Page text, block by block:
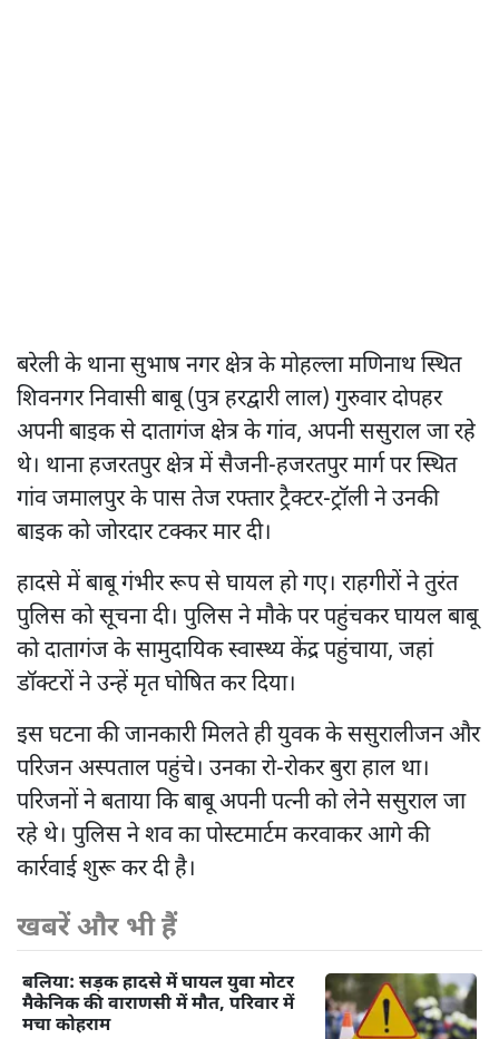
बरेली के थाना सुभाष नगर क्षेत्र के मोहल्ला मणिनाथ स्थित
शिवनगर निवासी बाबू (पुत्र हरद्वारी लाल) गुरुवार दोपहर
अपनी बाइक से दातागंज क्षेत्र के गांव, अपनी ससुराल जा रहे
थे। थाना हजरतपुर क्षेत्र में सैजनी-हजरतपुर मार्ग पर स्थित
गांव जमालपुर के पास तेज रफ्तार ट्रैक्टर-ट्रॉली ने उनकी
बाइक को जोरदार टक्कर मार दी।
हादसे में बाबू गंभीर रूप से घायल हो गए। राहगीरों ने तुरंत
पुलिस को सूचना दी। पुलिस ने मौके पर पहुंचकर घायल बाबू
को दातागंज के सामुदायिक स्वास्थ्य केंद्र पहुंचाया, जहां
डॉक्टरों ने उन्हें मृत घोषित कर दिया।
इस घटना की जानकारी मिलते ही युवक के ससुरालीजन और
परिजन अस्पताल पहुंचे। उनका रो-रोकर बुरा हाल था।
परिजनों ने बताया कि बाबू अपनी पत्नी को लेने ससुराल जा
रहे थे। पुलिस ने शव का पोस्टमार्टम करवाकर आगे की
कार्रवाई शुरू कर दी है।
खबरें और भी हैं
बलिया: सड़क हादसे में घायल युवा मोटर
मैकेनिक की वाराणसी में मौत, परिवार में
मचा कोहराम